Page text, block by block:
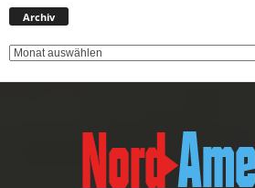
Archiv